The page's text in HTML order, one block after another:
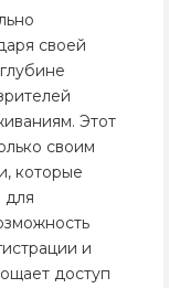
своей
Этот
своим
которые
для
и
доступ